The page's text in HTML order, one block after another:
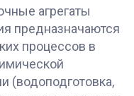
агрегаты
предназначаются
процессов в
(водоподготовка,